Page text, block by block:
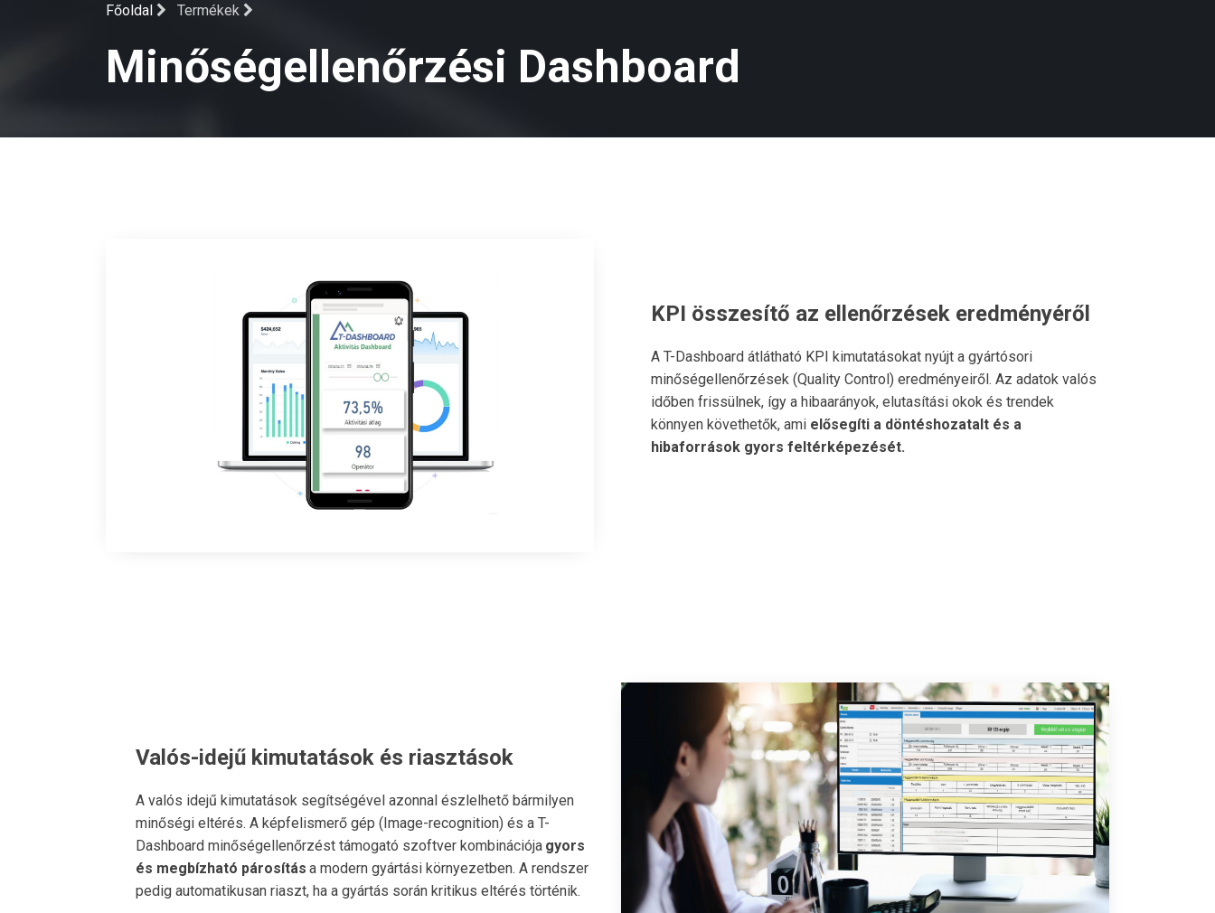
Főoldal Termékek
Minőségellenőrzési Dashboard
KPI összesítő az ellenőrzések eredményéről
A T-Dashboard átlátható KPI kimutatásokat nyújt a gyártósori
minőségellenőrzések (Quality Control) eredményeiről. Az adatok valós
időben frissülnek, így a hibaarányok, elutasítási okok és trendek
könnyen követhetők, ami elősegíti a döntéshozatalt és a
hibaforrások gyors feltérképezését.
Valós-idejű kimutatások és riasztások
A valós idejű kimutatások segítségével azonnal észlelhető bármilyen
minőségi eltérés. A képfelismerő gép (Image-recognition) és a T-
Dashboard minőségellenőrzést támogató szoftver kombinációja gyors
és megbízható párosítás a modern gyártási környezetben. A rendszer
pedig automatikusan riaszt, ha a gyártás során kritikus eltérés történik.